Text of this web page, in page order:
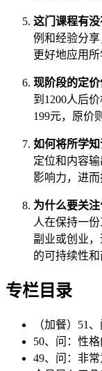
这门课程有没
例和经验分
更好地应用所
现阶段的定价
到1200人后
199元，原价
如何将所学知
定位和内容
影响力，进而
为什么要关注
人在保持一
副业或创业
的可持续性和
专栏目录
（加餐）51
50、问：性
49、问：非